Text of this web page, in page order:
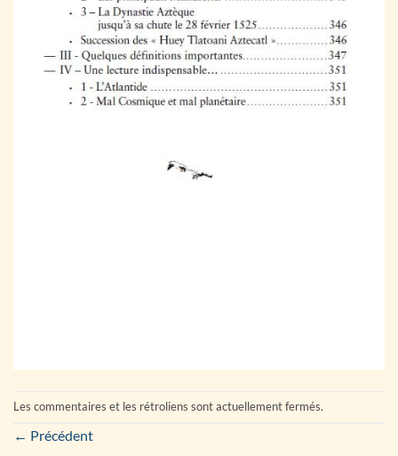
Les commentaires et les rétroliens sont actuellement fermés.
← Précédent